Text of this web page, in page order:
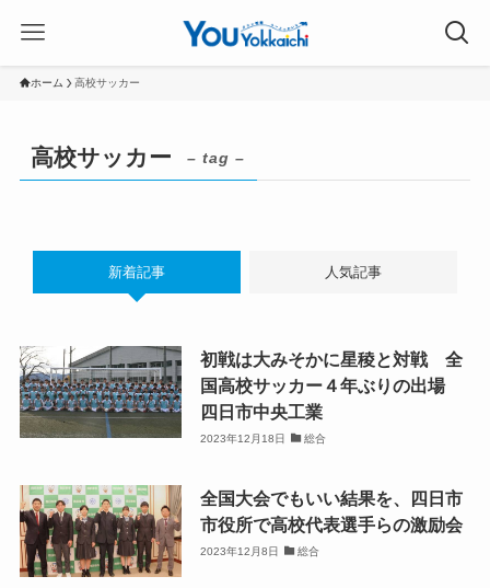
ホーム 高校サッカー
高校サッカー – tag –
新着記事 人気記事
初戦は大みそかに星稜と対戦 全
国高校サッカー４年ぶりの出場
四日市中央工業
2023年12月18日 総合
全国大会でもいい結果を、四日市
市役所で高校代表選手らの激励会
2023年12月8日 総合